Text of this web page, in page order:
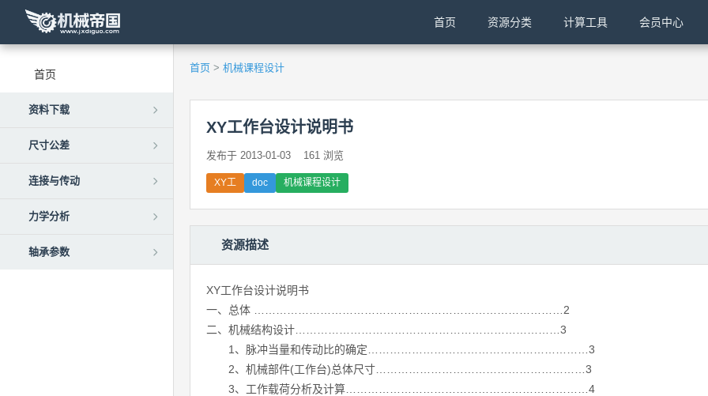
首页 资源分类 计算工具 会员中心
首页
资料下载
尺寸公差
连接与传动
力学分析
轴承参数
首页 > 机械课程设计
XY工作台设计说明书
发布于 2013-01-03 161 浏览
XY工 doc 机械课程设计
资源描述
XY工作台设计说明书
一、总体 …………………………………………………………………………2
二、机械结构设计………………………………………………………………3
1、脉冲当量和传动比的确定……………………………………………………3
2、机械部件(工作台)总体尺寸…………………………………………………3
3、工作载荷分析及计算…………………………………………………………4